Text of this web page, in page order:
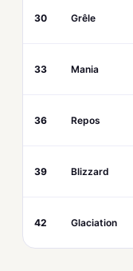
30 Grêle
33 Mania
36 Repos
39 Blizzard
42 Glaciation